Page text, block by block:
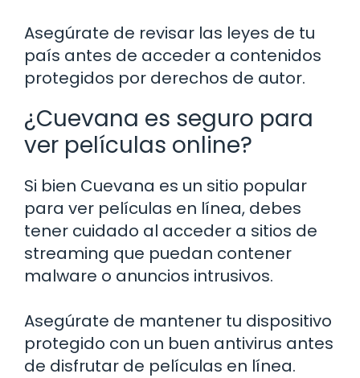
Asegúrate de revisar las leyes de tu
país antes de acceder a contenidos
protegidos por derechos de autor.
¿Cuevana es seguro para
ver películas online?
Si bien Cuevana es un sitio popular
para ver películas en línea, debes
tener cuidado al acceder a sitios de
streaming que puedan contener
malware o anuncios intrusivos.
Asegúrate de mantener tu dispositivo
protegido con un buen antivirus antes
de disfrutar de películas en línea.